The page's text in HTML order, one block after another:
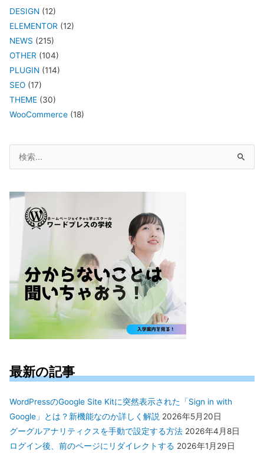
DESIGN (12)
ELEMENTOR (12)
NEWS (215)
OTHER (104)
PLUGIN (114)
SEO (17)
THEME (30)
WooCommerce (18)
象:
最新の記事
WordPressのGoogle Site Kitに突然表示された「Sign in with
Google」とは？新機能なのか詳しく解説 2026年5月20日
グーグルアナリティクスを手動で設定する方法 2026年4月8日
ログイン後、前のページにリダイレクトする 2026年1月29日